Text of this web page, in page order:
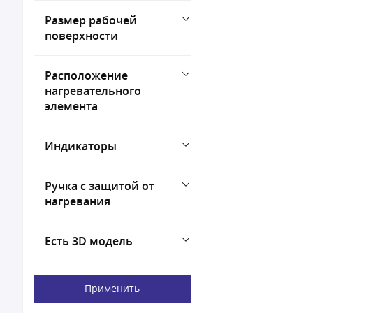
Размер рабочей
поверхности
Расположение
нагревательного
элемента
Индикаторы
Ручка с защитой от
нагревания
Есть 3D модель
Применить